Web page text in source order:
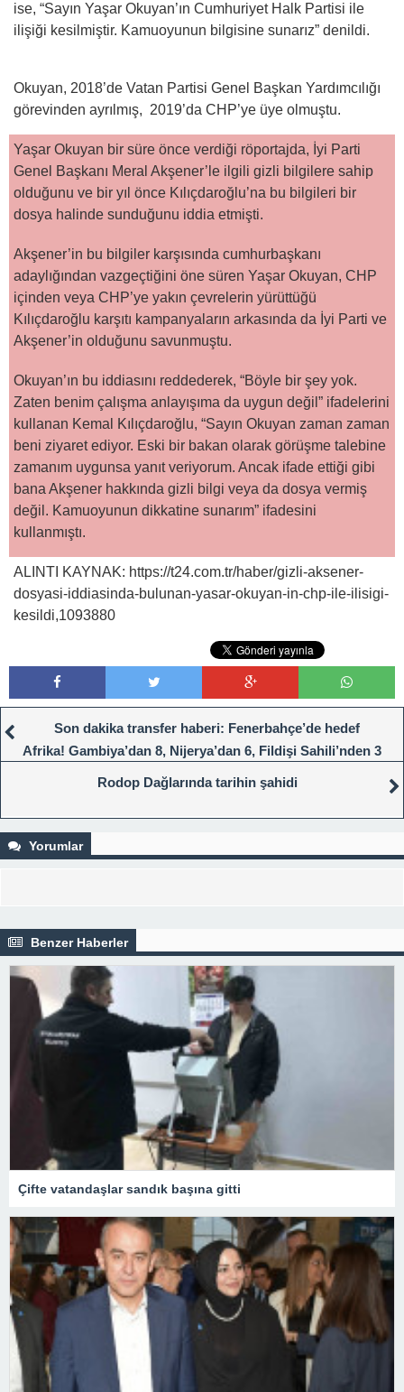
ise, “Sayın Yaşar Okuyan’ın Cumhuriyet Halk Partisi ile
ilişiği kesilmiştir. Kamuoyunun bilgisine sunarız” denildi.
Okuyan, 2018’de Vatan Partisi Genel Başkan Yardımcılığı
görevinden ayrılmış, 2019’da CHP’ye üye olmuştu.
Yaşar Okuyan bir süre önce verdiği röportajda, İyi Parti
Genel Başkanı Meral Akşener’le ilgili gizli bilgilere sahip
olduğunu ve bir yıl önce Kılıçdaroğlu’na bu bilgileri bir
dosya halinde sunduğunu iddia etmişti.
Akşener’in bu bilgiler karşısında cumhurbaşkanı
adaylığından vazgeçtiğini öne süren Yaşar Okuyan, CHP
içinden veya CHP’ye yakın çevrelerin yürüttüğü
Kılıçdaroğlu karşıtı kampanyaların arkasında da İyi Parti ve
Akşener’in olduğunu savunmuştu.
Okuyan’ın bu iddiasını reddederek, “Böyle bir şey yok.
Zaten benim çalışma anlayışıma da uygun değil” ifadelerini
kullanan Kemal Kılıçdaroğlu, “Sayın Okuyan zaman zaman
beni ziyaret ediyor. Eski bir bakan olarak görüşme talebine
zamanım uygunsa yanıt veriyorum. Ancak ifade ettiği gibi
bana Akşener hakkında gizli bilgi veya da dosya vermiş
değil. Kamuoyunun dikkatine sunarım” ifadesini
kullanmıştı.
ALINTI KAYNAK: https://t24.com.tr/haber/gizli-aksener-
dosyasi-iddiasinda-bulunan-yasar-okuyan-in-chp-ile-ilisigi-
kesildi,1093880
Son dakika transfer haberi: Fenerbahçe’de hedef
Afrika! Gambiya’dan 8, Nijerya’dan 6, Fildişi Sahili’nden 3
futbolcu…
Rodop Dağlarında tarihin şahidi
Yorumlar
Benzer Haberler
Çifte vatandaşlar sandık başına gitti